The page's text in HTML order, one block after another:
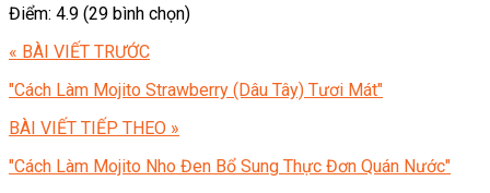
Điểm: 4.9 (29 bình chọn)
« BÀI VIẾT TRƯỚC
"Cách Làm Mojito Strawberry (Dâu Tây) Tươi Mát"
BÀI VIẾT TIẾP THEO »
"Cách Làm Mojito Nho Đen Bổ Sung Thực Đơn Quán Nước"